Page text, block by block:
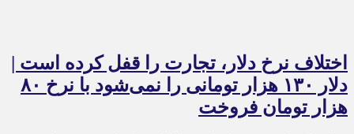
اختلاف نرخ دلار، تجارت را قفل کرده است |
دلار ۱۳۰ هزار تومانی را نمی‌شود با نرخ ۸۰
هزار تومان فروخت